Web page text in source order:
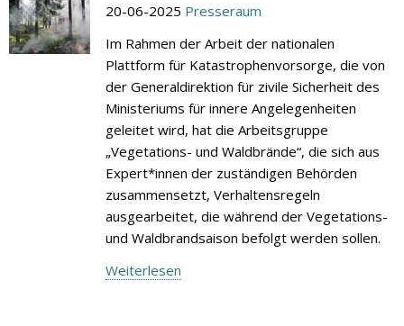
20-06-2025 Presseraum
Im Rahmen der Arbeit der nationalen
Plattform für Katastrophenvorsorge, die von
der Generaldirektion für zivile Sicherheit des
Ministeriums für innere Angelegenheiten
geleitet wird, hat die Arbeitsgruppe
„Vegetations- und Waldbrände“, die sich aus
Expert*innen der zuständigen Behörden
zusammensetzt, Verhaltensregeln
ausgearbeitet, die während der Vegetations-
und Waldbrandsaison befolgt werden sollen.
Weiterlesen